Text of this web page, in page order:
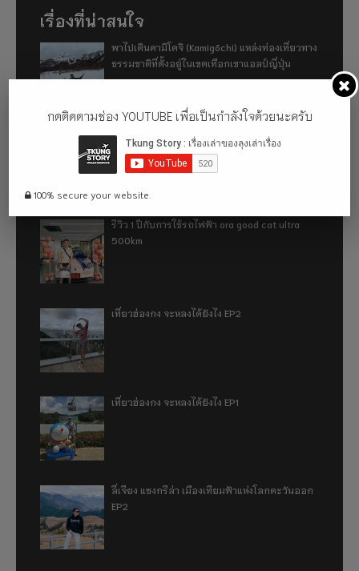
เรื่องที่น่าสนใจ
พาไปเดินคามิโคจิ (Kamigōchi) แหล่งท่องเที่ยวทาง
ธรรมชาติที่ตั้งอยู่ในเขตเทือกเขาแอลป์ญี่ปุ่น
อู่ฮั่น ฉันมา (ทำไม) แล้ว 2024
รีวิว 1 ปีกับการใช้รถไฟฟ้า ora good cat ultra
500km
เที่ยวฮ่องกง จะหลงได้ยังไง EP2
เที่ยวฮ่องกง จะหลงได้ยังไง EP1
ลี่เจียง แชงกรีล่า เมืองเทียมฟ้าแห่งโลกตะวันออก
EP2
กดติดตามช่อง YOUTUBE เพื่อเป็นกำลังใจด้วยนะครับ
100% secure your website.